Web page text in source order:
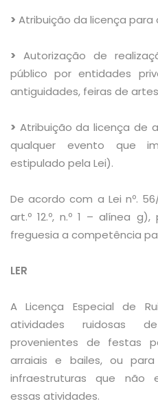
> Atribuição da licença
> Autorização de
público por entidades
antiguidades, feiras de
> Atribuição da licença de
qualquer evento que
estipulado pela Lei).
De acordo com a Lei nº.
art.º 12.º, n.º 1 – alínea
freguesia a competência
LER
A Licença Especial de
atividades ruidosas
provenientes de festas
arraiais e bailes, ou
infraestruturas que não
essas atividades.